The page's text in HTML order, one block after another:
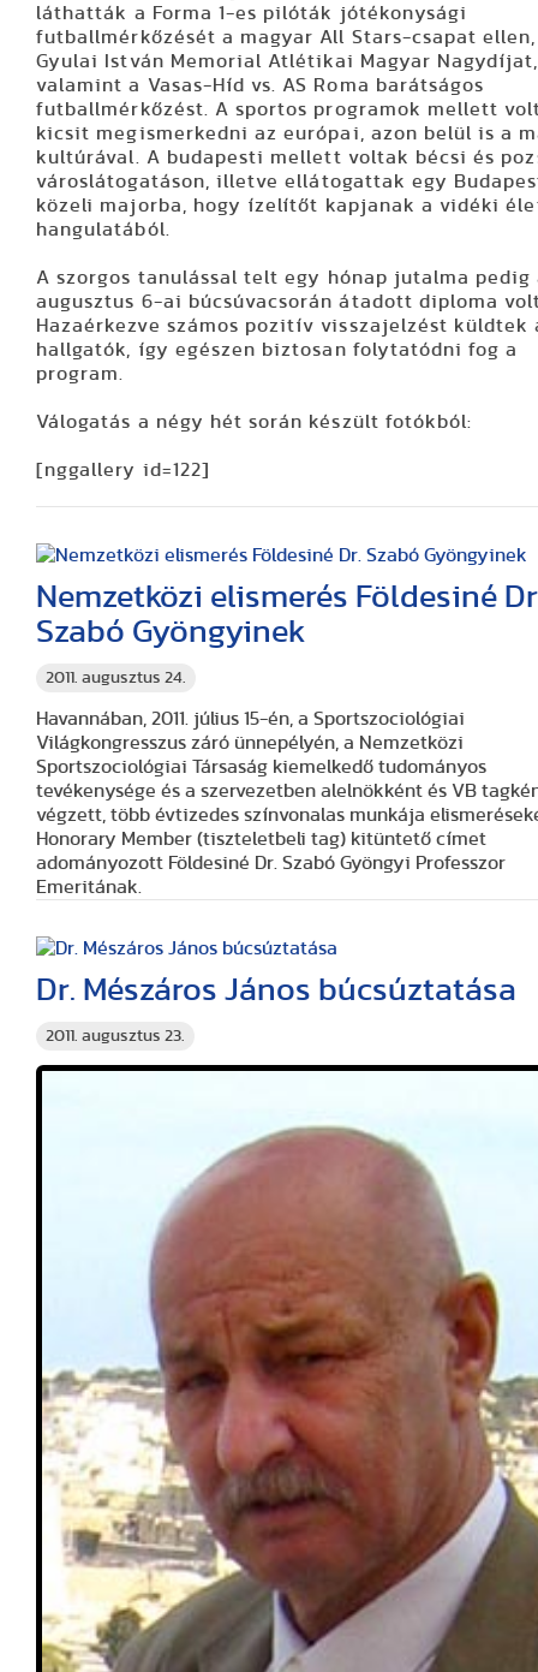
láthatták a Forma 1-es pilóták jótékonysági
futballmérkőzését a magyar All Stars-csapat
Gyulai István Memorial Atlétikai Magyar Nagydíjat,
valamint a Vasas-Híd vs. AS Roma barátságos
futballmérkőzést. A sportos programok mellett
kicsit megismerkedni az európai, azon belül is a
kultúrával. A budapesti mellett voltak bécsi és
városlátogatáson, illetve ellátogattak egy
közeli majorba, hogy ízelítőt kapjanak a vidéki
hangulatából.
A szorgos tanulással telt egy hónap jutalma pedig
augusztus 6-ai búcsúvacsorán átadott diploma
Hazaérkezve számos pozitív visszajelzést küldtek
hallgatók, így egészen biztosan folytatódni fog a
program.
Válogatás a négy hét során készült fotókból:
[nggallery id=122]
2011. augusztus 24.
Nemzetközi elismerés Földesiné
Szabó Gyöngyinek
Havannában, 2011. július 15-én, a Sportszociológiai
Világkongresszus záró ünnepélyén, a Nemzetközi
Sportszociológiai Társaság kiemelkedő tudományos
tevékenysége és a szervezetben alelnökként és VB
végzett, több évtizedes színvonalas munkája
Honorary Member (tiszteletbeli tag) kitüntető címet
adományozott Földesiné Dr. Szabó Gyöngyi Professzor
Emeritának.
2011. augusztus 23.
Dr. Mészáros János búcsúztatása